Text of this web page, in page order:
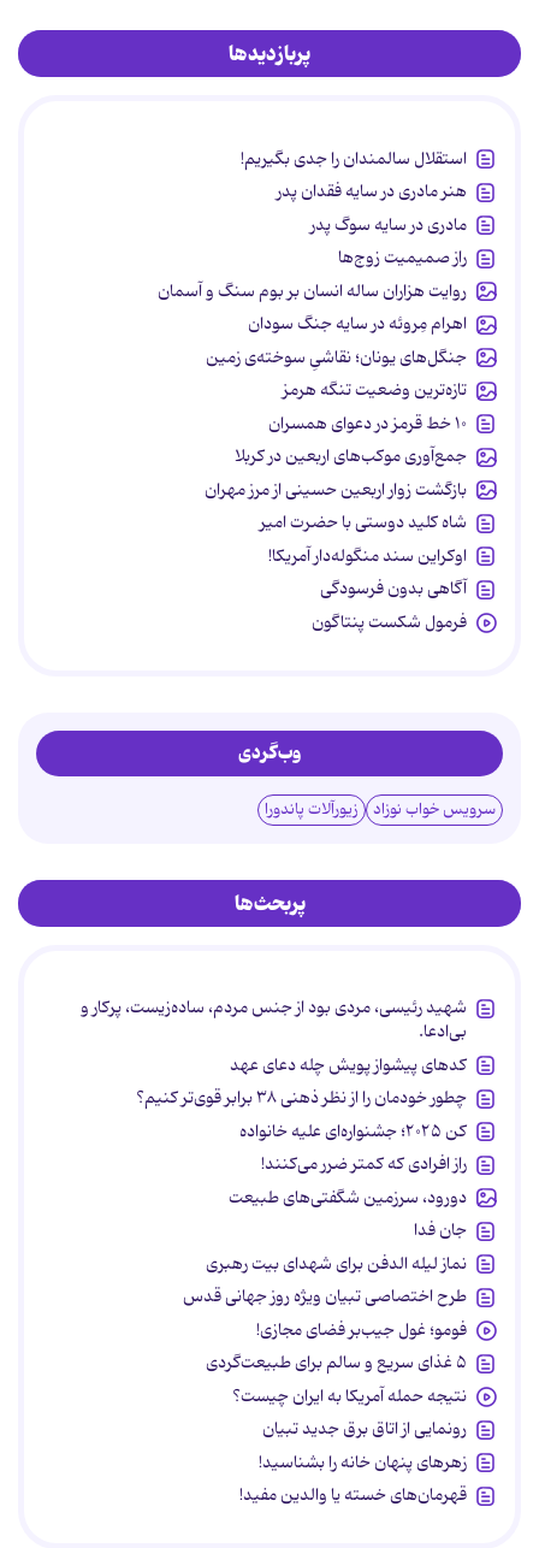
پربازدیدها
استقلال سالمندان را جدی بگیریم!
هنر مادری در سایه‌ فقدان پدر
مادری در سایه سوگ پدر
راز صمیمیت زوج‌ها
روایت هزاران ساله انسان بر بوم سنگ و آسمان
اهرام مِروئه در سایه جنگ سودان
جنگل‌های یونان؛ نقاشیِ سوخته‌ی زمین
تازه‌ترین وضعیت تنگه هرمز
۱۰ خط قرمز در دعوای همسران
جمع‌آوری موکب‌های اربعین در کربلا
بازگشت زوار اربعین حسینی از مرز مهران
شاه کلید دوستی با حضرت امیر
اوکراین سند منگوله‌دار آمریکا!
آگاهی بدون فرسودگی
فرمول شکست پنتاگون
وب‌گردی
سرویس خواب نوزاد زیورآلات پاندورا
پربحث‌ها
شهید رئیسی، مردی بود از جنس مردم، ساده‌زیست، پرکار و
بی‌ادعا.
کدهای پیشواز پویش چله دعای عهد
چطور خودمان را از نظر ذهنی ۳۸ برابر قوی‌تر کنیم؟
کن ۲۰۲۵؛ جشنواره‌ای علیه خانواده
راز افرادی که کمتر ضرر می‌کنند!
دورود، سرزمین شگفتی‌های طبیعت
جان فدا
نماز لیله الدفن برای شهدای بیت رهبری
طرح اختصاصی تبیان ویژه روز جهانی قدس
فومو؛ غول جیب‌بر فضای مجازی!
۵ غذای سریع و سالم برای طبیعت‌گردی
نتیجه حمله آمریکا به ایران چیست؟
رونمایی از اتاق برق جدید تبیان
زهرهای پنهان خانه را بشناسید!
قهرمان‌های خسته یا والدین مفید!